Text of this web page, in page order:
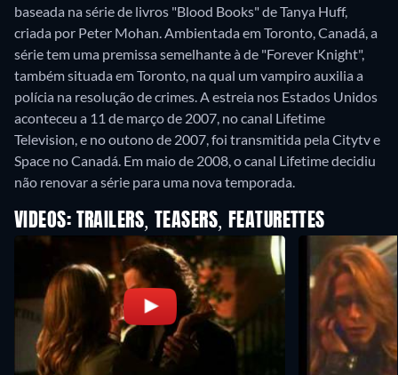
baseada na série de livros "Blood Books" de Tanya Huff,
criada por Peter Mohan. Ambientada em Toronto, Canadá, a
série tem uma premissa semelhante à de "Forever Knight",
também situada em Toronto, na qual um vampiro auxilia a
polícia na resolução de crimes. A estreia nos Estados Unidos
aconteceu a 11 de março de 2007, no canal Lifetime
Television, e no outono de 2007, foi transmitida pela Citytv e
Space no Canadá. Em maio de 2008, o canal Lifetime decidiu
VIDEOS: TRAILERS, TEASERS, FEATURETTES